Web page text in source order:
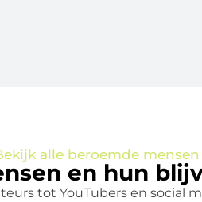
alle beroemde mensen
en hun
tot YouTubers en